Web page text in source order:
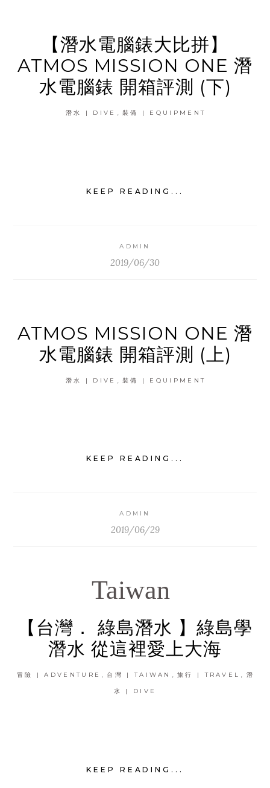
【潛水電腦錶大比拼】
ATMOS MISSION ONE 潛
水電腦錶 開箱評測 (下)
潛水 | DIVE , 裝備 | EQUIPMENT
KEEP READING...
ADMIN
2019/06/30
ATMOS MISSION ONE 潛
水電腦錶 開箱評測 (上)
潛水 | DIVE 裝備 | EQUIPMENT
KEEP READING...
ADMIN
2019/06/29
Taiwan
【台灣． 綠島潛水 】綠島學
潛水 從這裡愛上大海
冒險 | ADVENTURE , 台灣 | TAIWAN , 旅行 | TRAVEL , 潛
水 | DIVE
KEEP READING...